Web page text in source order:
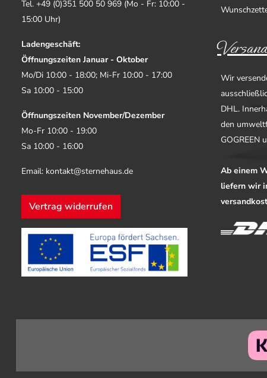
Tel. +49 (0)351 500 50 969 (Mo - Fr: 10:00 -
15:00 Uhr)
Ladengeschäft:
Öffnungszeiten Januar - Oktober
Mo/Di 10:00 - 18:00; Mi-Fr 10:00 - 17:00
Sa 10:00 - 15:00
Öffnungszeiten November/Dezember
Mo-Fr 10:00 - 19:00
Sa 10:00 - 16:00
Email: kontakt@sternehaus.de
Vertrag widerrufen
Wir
DHL.
den
GOGREEN
Ab einem
liefern wir